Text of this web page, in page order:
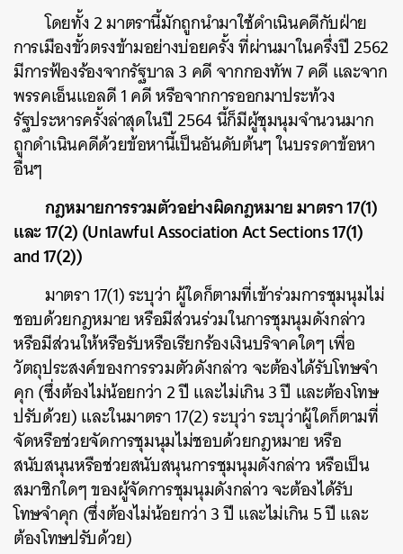
โดยทั้ง 2 มาตรานี้มักถูกนำมาใช้ดำเนินคดีกับฝ่าย
การเมืองขั้วตรงข้ามอย่างบ่อยครั้ง ที่ผ่านมาในครึ่งปี 2562
มีการฟ้องร้องจากรัฐบาล 3 คดี จากกองทัพ 7 คดี และจาก
พรรคเอ็นแอลดี 1 คดี หรือจากการออกมาประท้วง
รัฐประหารครั้งล่าสุดในปี 2564 นี้ก็มีผู้ชุมนุมจำนวนมาก
ถูกดำเนินคดีด้วยข้อหานี้เป็นอันดับต้นๆ ในบรรดาข้อหา
อื่นๆ
กฎหมายการรวมตัวอย่างผิดกฎหมาย มาตรา 17(1)
และ 17(2) (Unlawful Association Act Sections 17(1)
and 17(2))
มาตรา 17(1)ระบุว่า ผู้ใดก็ตามที่เข้าร่วมการชุมนุมไม่
ชอบด้วยกฎหมาย หรือมีส่วนร่วมในการชุมนุมดังกล่าว
หรือมีส่วนให้หรือรับหรือเรียกร้องเงินบริจาคใดๆ เพื่อ
วัตถุประสงค์ของการรวมตัวดังกล่าว จะต้องได้รับโทษจำ
คุก (ซึ่งต้องไม่น้อยกว่า 2 ปี และไม่เกิน 3 ปี และต้องโทษ
ปรับด้วย) และในมาตรา 17(2) ระบุว่า ระบุว่าผู้ใดก็ตามที่
จัดหรือช่วยจัดการชุมนุมไม่ชอบด้วยกฎหมาย หรือ
สนับสนุนหรือช่วยสนับสนุนการชุมนุมดังกล่าว หรือเป็น
สมาชิกใดๆ ของผู้จัดการชุมนุมดังกล่าว จะต้องได้รับ
โทษจำคุก (ซึ่งต้องไม่น้อยกว่า 3 ปี และไม่เกิน 5 ปี และ
ต้องโทษปรับด้วย)